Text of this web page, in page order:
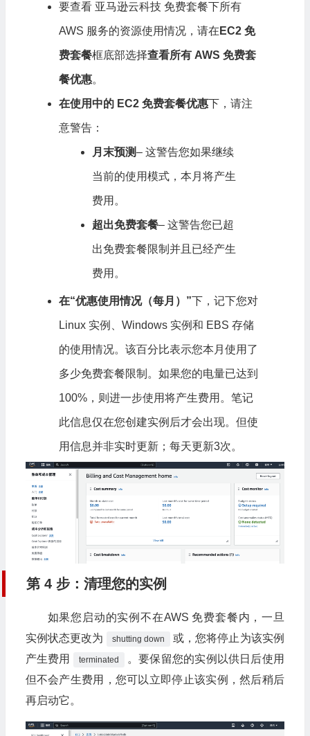
要查看 亚马逊云科技 免费套餐下所有
AWS 服务的资源使用情况，请在 EC2 免
费套餐框底部选择查看所有 AWS 免费套
餐优惠。
在使用中的 EC2 免费套餐优惠下，请注
意警告：
月末预测– 这警告您如果继续
当前的使用模式，本月将产生
费用。
超出免费套餐– 这警告您已超
出免费套餐限制并且已经产生
费用。
在“优惠使用情况（每月）”下，记下您对
Linux 实例、Windows 实例和 EBS 存储
的使用情况。该百分比表示您本月使用了
多少免费套餐限制。如果您的电量已达到
100%，则进一步使用将产生费用。 笔记
此信息仅在您创建实例后才会出现。但使
用信息并非实时更新；每天更新3次。
第 4 步：清理您的实例
如果您启动的实例不在AWS 免费套餐内，一旦
实例状态更改为
shutting down
或，您将停止为该实例
产生费用
terminated
。要保留您的实例以供日后使用
但不会产生费用，您可以立即停止该实例，然后稍后
再启动它。